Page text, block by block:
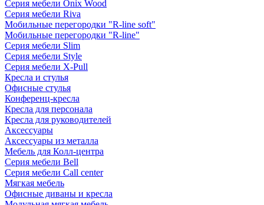
Серия мебели Onix Wood
Серия мебели Riva
Мобильные перегородки "R-line soft"
Мобильные перегородки "R-line"
Серия мебели Slim
Серия мебели Style
Серия мебели X-Pull
Кресла и стулья
Офисные стулья
Конференц-кресла
Кресла для персонала
Кресла для руководителей
Аксессуары
Аксессуары из металла
Мебель для Колл-центра
Серия мебели Bell
Серия мебели Call center
Мягкая мебель
Офисные диваны и кресла